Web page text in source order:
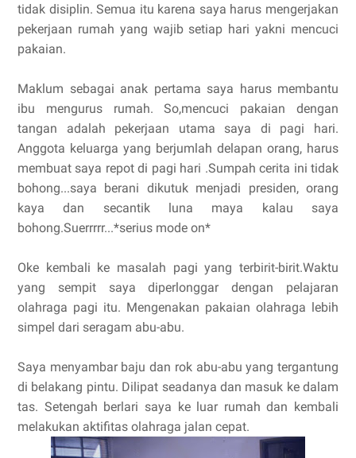
tidak disiplin. Semua itu karena saya harus mengerjakan
pekerjaan rumah yang wajib setiap hari yakni mencuci
pakaian.
Maklum sebagai anak pertama saya harus membantu
ibu mengurus rumah. So,mencuci pakaian dengan
tangan adalah pekerjaan utama saya di pagi hari.
Anggota keluarga yang berjumlah delapan orang, harus
membuat saya repot di pagi hari .Sumpah cerita ini tidak
bohong...saya berani dikutuk menjadi presiden, orang
kaya dan secantik luna maya kalau saya
bohong.Suerrrrr...*serius mode on*
Oke kembali ke masalah pagi yang terbirit-birit.Waktu
yang sempit saya diperlonggar dengan pelajaran
olahraga pagi itu. Mengenakan pakaian olahraga lebih
simpel dari seragam abu-abu.
Saya menyambar baju dan rok abu-abu yang tergantung
di belakang pintu. Dilipat seadanya dan masuk ke dalam
tas. Setengah berlari saya ke luar rumah dan kembali
melakukan aktifitas olahraga jalan cepat.